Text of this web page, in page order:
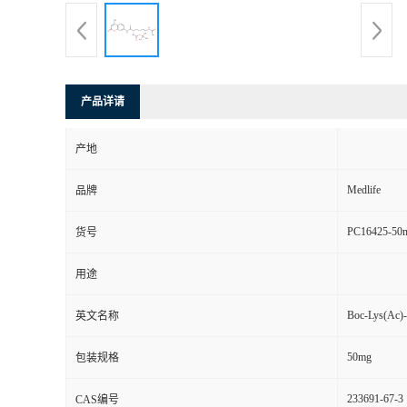
产品详请
产地
品牌 Medlife
货号 PC16425-
用途
英文名称 Boc-
包装规格 50mg
CAS编号 233691-67-3